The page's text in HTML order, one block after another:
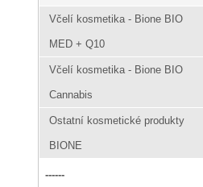
Včelí kosmetika - Bione BIO
MED + Q10
Včelí kosmetika - Bione BIO
Cannabis
Ostatní kosmetické produkty
BIONE
------